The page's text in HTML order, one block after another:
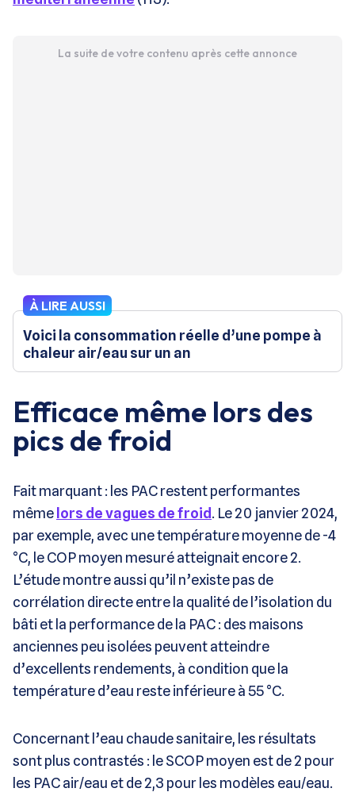
La suite de votre contenu après cette annonce
À LIRE AUSSI
Voici la consommation réelle d’une pompe à
chaleur air/eau sur un an
Efficace même lors des
pics de froid
Fait marquant : les PAC restent performantes
mêmelors de vagues de froid. Le 20 janvier 2024,
par exemple, avec une température moyenne de -4
°C, le COP moyen mesuré atteignait encore 2.
L’étude montre aussi qu’il n’existe pas de
corrélation directe entre la qualité de l’isolation du
bâti et la performance de la PAC : des maisons
anciennes peu isolées peuvent atteindre
d’excellents rendements, à condition que la
température d’eau reste inférieure à 55 °C.
Concernant l’eau chaude sanitaire, les résultats
sont plus contrastés : le SCOP moyen est de 2 pour
les PAC air/eau et de 2,3 pour les modèles eau/eau.